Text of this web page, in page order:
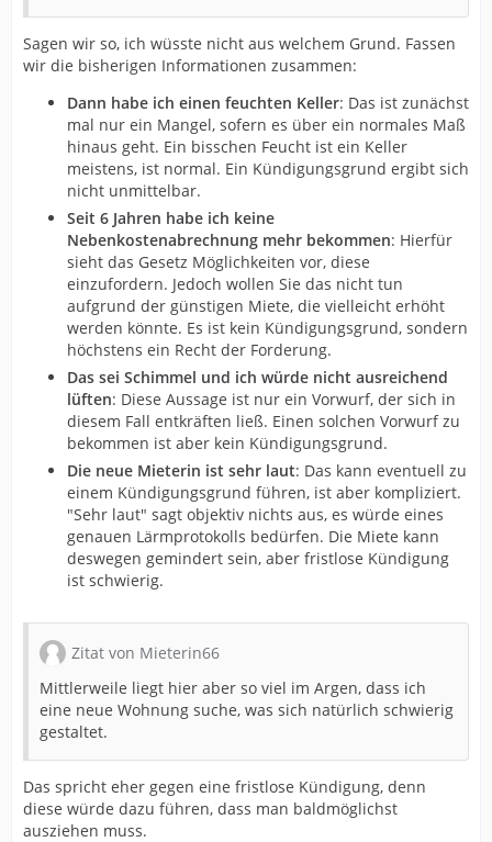
Sagen wir so, ich wüsste nicht aus welchem Grund. Fassen
wir die bisherigen Informationen zusammen:
Dann habe ich einen feuchten Keller: Das ist zunächst
mal nur ein Mangel, sofern es über ein normales Maß
hinaus geht. Ein bisschen Feucht ist ein Keller
meistens, ist normal. Ein Kündigungsgrund ergibt sich
nicht unmittelbar.
Seit 6 Jahren habe ich keine
Nebenkostenabrechnung mehr bekommen: Hierfür
sieht das Gesetz Möglichkeiten vor, diese
einzufordern. Jedoch wollen Sie das nicht tun
aufgrund der günstigen Miete, die vielleicht erhöht
werden könnte. Es ist kein Kündigungsgrund, sondern
höchstens ein Recht der Forderung.
Das sei Schimmel und ich würde nicht ausreichend
lüften: Diese Aussage ist nur ein Vorwurf, der sich in
diesem Fall entkräften ließ. Einen solchen Vorwurf zu
bekommen ist aber kein Kündigungsgrund.
Die neue Mieterin ist sehr laut: Das kann eventuell zu
einem Kündigungsgrund führen, ist aber kompliziert.
"Sehr laut" sagt objektiv nichts aus, es würde eines
genauen Lärmprotokolls bedürfen. Die Miete kann
deswegen gemindert sein, aber fristlose Kündigung
ist schwierig.
Zitat von Mieterin66
Mittlerweile liegt hier aber so viel im Argen, dass ich
eine neue Wohnung suche, was sich natürlich schwierig
gestaltet.
Das spricht eher gegen eine fristlose Kündigung, denn
diese würde dazu führen, dass man baldmöglichst
ausziehen muss.